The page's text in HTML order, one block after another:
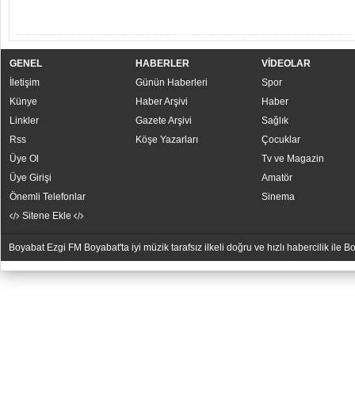
GENEL
İletişim
Künye
Linkler
Rss
Üye Ol
Üye Girişi
Önemli Telefonlar
Sitene Ekle
HABERLER
Günün Haberleri
Haber Arşivi
Gazete Arşivi
Köşe Yazarları
VİDEOLAR
Spor
Haber
Sağlık
Çocuklar
Tv ve Magazin
Amatör
Sinema
Boyabat Ezgi FM Boyabat'ta iyi müzik tarafsız ilkeli doğru ve hızlı habercilik ile